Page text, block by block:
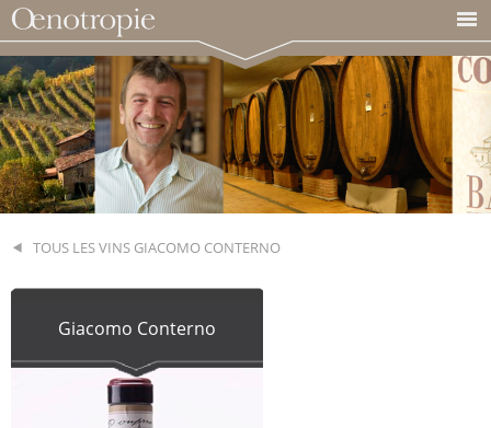
TOUS LES VINS GIACOMO CONTERNO
Giacomo Conterno